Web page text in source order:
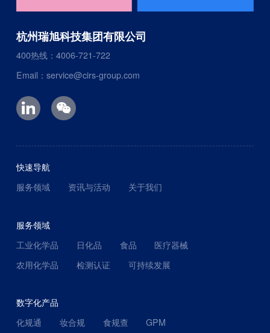
杭州瑞旭科技集团有限公司
400热线：4006-721-722
Email：service@cirs-group.com
快速导航
服务领域
资讯与活动 关于我们
服务领域
工业化学品
日化品 食品
医疗器械
农用化学品
检测认证 可持续发展
数字化产品
化规通
妆合规 食规查 GPM